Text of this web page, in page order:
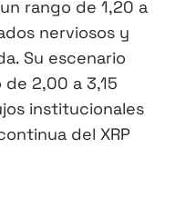
rango de 1,20 a
nerviosos y
Su escenario
2,00 a 3,15
institucionales
del XRP